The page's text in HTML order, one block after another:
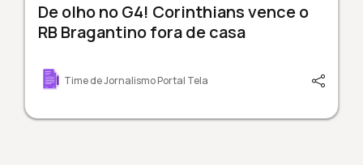
De olho no G4! Corinthians vence o
RB Bragantino fora de casa
Time de Jornalismo Portal Tela